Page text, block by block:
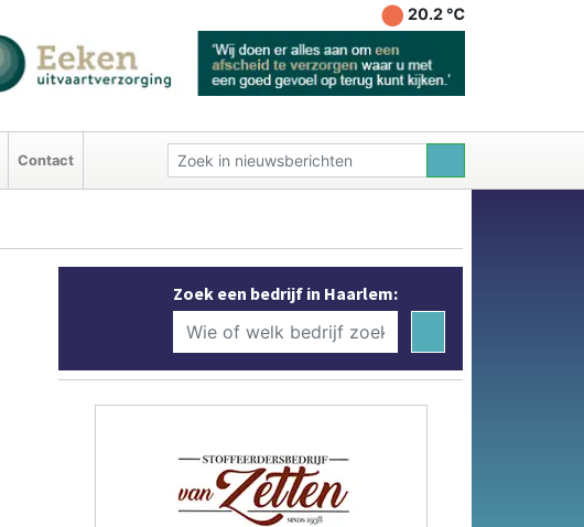
20.2 ℃
Contact
Zoek een bedrijf in Haarlem: